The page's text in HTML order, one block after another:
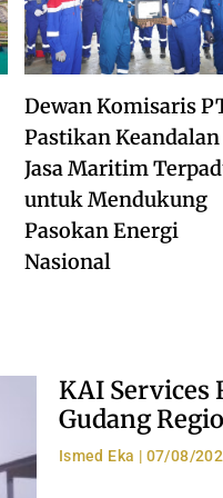
Dewan Komisaris
Pastikan Keandalan
Jasa Maritim
untuk Mendukung
Pasokan Energi
Nasional
KAI Services
Gudang
Ismed Eka 07/08/